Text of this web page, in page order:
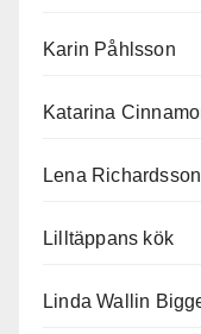
Karin Påhlsson
Katarina
Lena
Lilltäppans kök
Linda Wallin